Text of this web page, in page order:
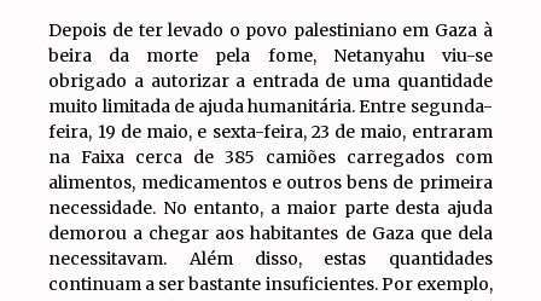
Depois de ter levado o povo palestiniano em Gaza à
beira da morte pela fome, Netanyahu viu-se
obrigado a autorizar a entrada de uma quantidade
muito limitada de ajuda humanitária. Entre segunda-
feira, 19 de maio, e sexta-feira, 23 de maio, entraram
na Faixa cerca de 385 camiões carregados com
alimentos, medicamentos e outros bens de primeira
necessidade. No entanto, a maior parte desta ajuda
demorou a chegar aos habitantes de Gaza que dela
necessitavam. Além disso, estas quantidades
continuam a ser bastante insuficientes. Por exemplo,